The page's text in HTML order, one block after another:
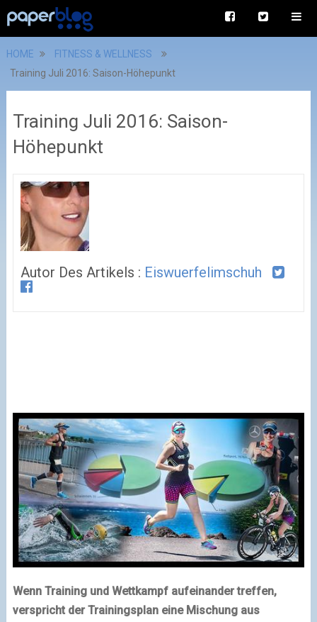
HOME
FITNESS & WELLNESS
Training Juli 2016: Saison-Höhepunkt
Training Juli 2016: Saison-
Höhepunkt
Autor Des Artikels : Eiswuerfelimschuh
Wenn Training und Wettkampf aufeinander treffen,
verspricht der Trainingsplan eine Mischung aus